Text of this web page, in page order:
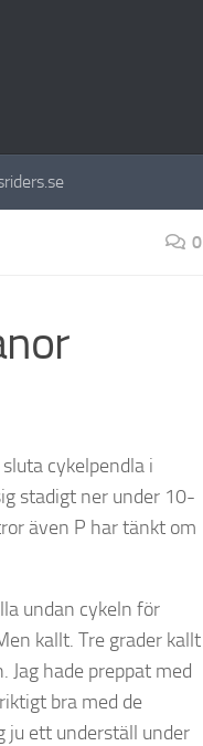
0
cykelpendla i
stadigt ner under 10-
även P har tänkt om
undan cykeln för
kallt. Tre grader kallt
hade preppat med
bra med de
ju ett underställ under